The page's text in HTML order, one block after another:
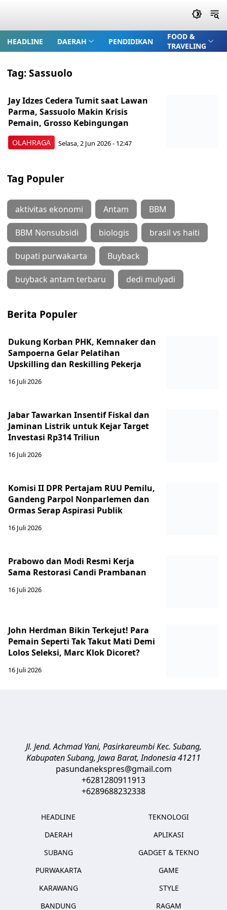
HEADLINE DAERAH PENDIDIKAN
FOOD &
TRAVELING
Tag:Sassuolo
OLAHRAGA
Jay Idzes Cedera Tumit saat Lawan
Parma, Sassuolo Makin Krisis
Pemain, Grosso Kebingungan
Selasa, 2 Jun 2026 - 12:47
Tag Populer
aktivitas ekonomi Antam BBM
BBM Nonsubsidi biologis brasil vs haiti
bupati purwakarta Buyback
buyback antam terbaru dedi mulyadi
Berita Populer
Dukung Korban PHK, Kemnaker dan
Sampoerna Gelar Pelatihan
Upskilling dan Reskilling Pekerja
16 Juli 2026
Jabar Tawarkan Insentif Fiskal dan
Jaminan Listrik untuk Kejar Target
Investasi Rp314 Triliun
16 Juli 2026
Komisi II DPR Pertajam RUU Pemilu,
Gandeng Parpol Nonparlemen dan
Ormas Serap Aspirasi Publik
16 Juli 2026
Prabowo dan Modi Resmi Kerja
Sama Restorasi Candi Prambanan
16 Juli 2026
John Herdman Bikin Terkejut! Para
Pemain Seperti Tak Takut Mati Demi
Lolos Seleksi, Marc Klok Dicoret?
16 Juli 2026
Jl. Jend. Achmad Yani, Pasirkareumbi Kec. Subang,
Kabupaten Subang, Jawa Barat,Indonesia41211
pasundanekspres@gmail.com
+6281280911913
+6289688232338
HEADLINE
DAERAH
SUBANG
PURWAKARTA
KARAWANG
BANDUNG
TEKNOLOGI
APLIKASI
GADGET & TEKNO
GAME
STYLE
RAGAM